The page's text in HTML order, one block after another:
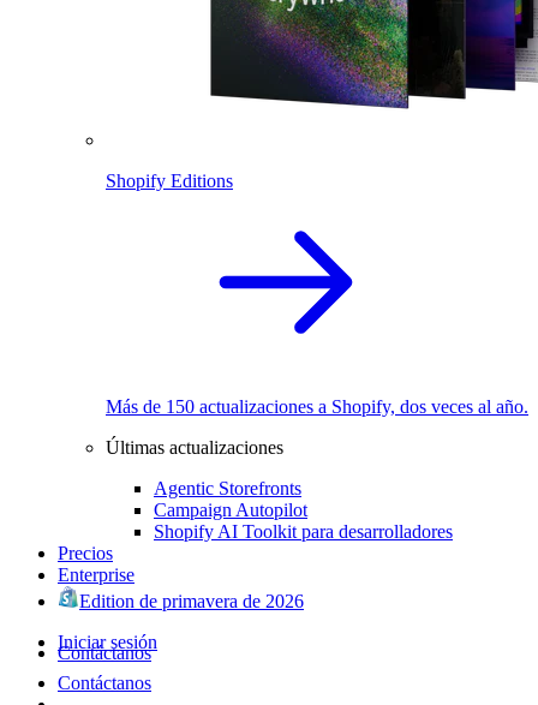
Shopify Editions
Más de 150 actualizaciones a Shopify, dos veces al año.
Últimas actualizaciones
Agentic Storefronts
Campaign Autopilot
Shopify AI Toolkit para desarrolladores
Precios
Enterprise
Edition de primavera de 2026
Iniciar sesión
Contáctanos
Contáctanos